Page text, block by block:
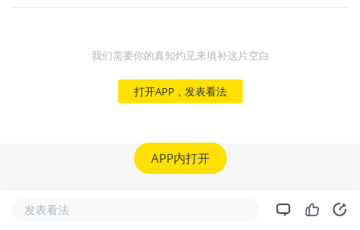
我们需要你的真知灼见来填补这片空白
打开APP，发表看法
APP内打开
发表看法